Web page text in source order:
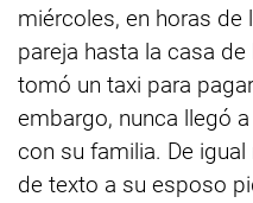
miércoles, en horas de
pareja hasta la casa
tomó un taxi para
embargo, nunca llegó
con su familia. De
de texto a su esposo